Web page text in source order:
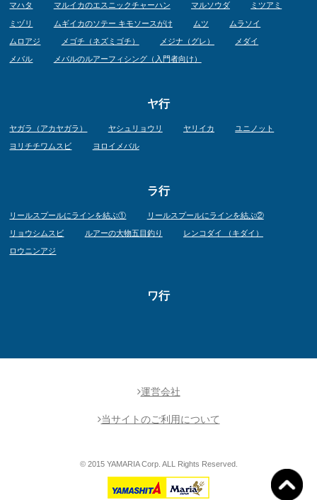
マハタ マルイカのエスニックチャーハン マルソウダ ミツアミ
ミヅリ ムギイカのソテー キモソースがけ ムツ ムラソイ
ムロアジ メゴチ（ネズミゴチ） メジナ（グレ） メダイ
メバル メバルのルアーフィシング（入門者向け）
ヤ行
ヤガラ（アカヤガラ） ヤシュリョウリ ヤリイカ ユニノット
ヨリチチワムスビ ヨロイメバル
ラ行
リールスプールにラインを結ぶ① リールスプールにラインを結ぶ②
リョウシムスビ ルアーの大物五目釣り レンコダイ （キダイ）
ロウニンアジ
ワ行
運営会社
当サイトのご利用について
© 2015 YAMARIA Corp. ALL Rights Reserved.